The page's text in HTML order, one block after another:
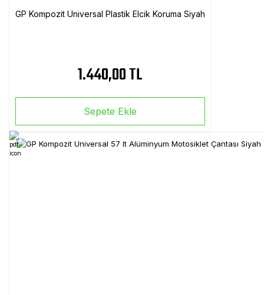
GP Kompozit Universal Plastik Elcik Koruma Siyah
1.440,00 TL
Sepete Ekle